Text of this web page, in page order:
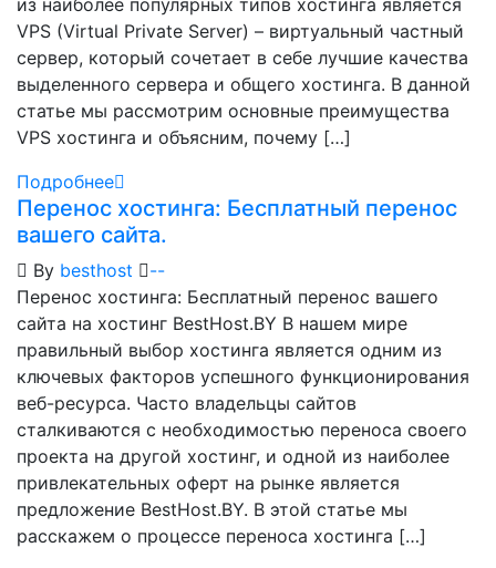
из наиболее популярных типов хостинга является
VPS (Virtual Private Server) – виртуальный частный
сервер, который сочетает в себе лучшие качества
выделенного сервера и общего хостинга. В данной
статье мы рассмотрим основные преимущества
VPS хостинга и объясним, почему […]
Подробнее
Перенос хостинга: Бесплатный перенос
вашего сайта.
By besthost --
Перенос хостинга: Бесплатный перенос вашего
сайта на хостинг BestHost.BY В нашем мире
правильный выбор хостинга является одним из
ключевых факторов успешного функционирования
веб-ресурса. Часто владельцы сайтов
сталкиваются с необходимостью переноса своего
проекта на другой хостинг, и одной из наиболее
привлекательных оферт на рынке является
предложение BestHost.BY. В этой статье мы
расскажем о процессе переноса хостинга […]